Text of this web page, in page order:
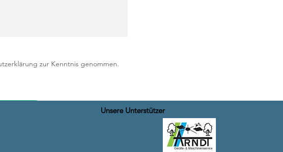
zur Kenntnis genommen.
Unsere Unterstützer